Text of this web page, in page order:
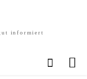
informiert